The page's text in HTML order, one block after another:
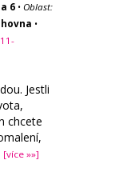
6 • Oblast:
•
Jestli
chcete
[více »»]